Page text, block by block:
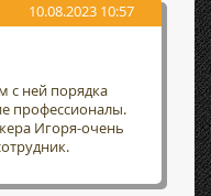
10.08.2023 10:57
с ней порядка
профессионалы.
Игоря-очень